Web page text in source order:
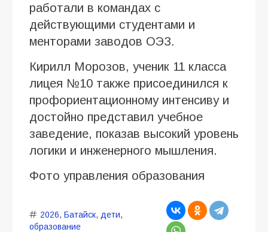
работали в командах с
действующими студентами и
менторами заводов ОЭЗ.
Кирилл Морозов, ученик 11 класса
лицея №10 также присоединился к
профориентационному интенсиву и
достойно представил учебное
заведение, показав высокий уровень
логики и инженерного мышления.
Фото управления образования
2026, Батайск, дети,
образование